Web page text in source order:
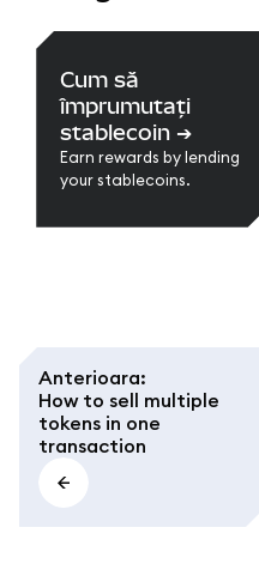
Cum să
împrumutați
stablecoin ➔
Earn rewards by lending
your stablecoins.
Anterioara:
How to sell multiple
tokens in one
transaction